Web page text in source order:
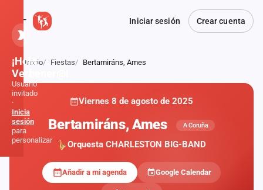
Iniciar sesión Crear cuenta
Atrás
Inicio Fiestas Bertamiráns, Ames
Viernes 8 de agosto de 2025
Bertamiráns, Ames A Coruña
Orquesta CHARLESTON BIG-BAND
Añadir a mi agenda Google Calendar
¡Hola,
Verbener@!
Usuario
invitado
·
Inicia
sesión
para
personalizar